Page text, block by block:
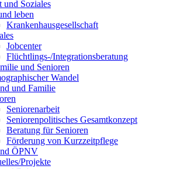
und Soziales
leben
Krankenhausgesellschaft
Jobcenter
Flüchtlings-/Integrationsberatung
und Senioren
Wandel
und Familie
Seniorenarbeit
Seniorenpolitisches Gesamtkonzept
Beratung für Senioren
Förderung von Kurzzeitpflege
ÖPNV
Projekte